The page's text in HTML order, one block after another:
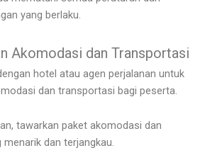
yang berlaku.
Akomodasi dan Transportasi
hotel atau agen perjalanan untuk
dan transportasi bagi peserta.
tawarkan paket akomodasi dan
dan terjangkau.